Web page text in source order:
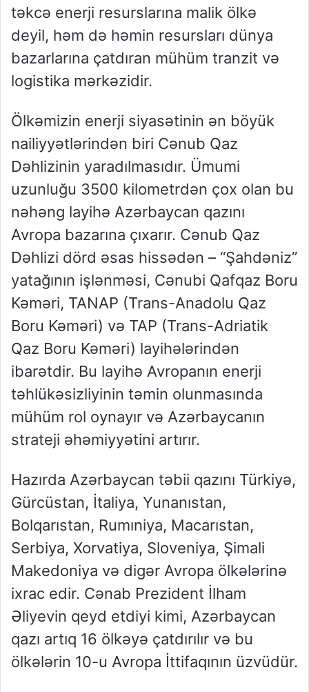
təkcə enerji resurslarına malik ölkə
deyil, həm də həmin resursları dünya
bazarlarına çatdıran mühüm tranzit və
logistika mərkəzidir.
Ölkəmizin enerji siyasətinin ən böyük
nailiyyətlərindən biri Cənub Qaz
Dəhlizinin yaradılmasıdır. Ümumi
uzunluğu 3500 kilometrdən çox olan bu
nəhəng layihə Azərbaycan qazını
Avropa bazarına çıxarır. Cənub Qaz
Dəhlizi dörd əsas hissədən – “Şahdəniz”
yatağının işlənməsi, Cənubi Qafqaz Boru
Kəməri, TANAP (Trans-Anadolu Qaz
Boru Kəməri) və TAP (Trans-Adriatik
Qaz Boru Kəməri) layihələrindən
ibarətdir. Bu layihə Avropanın enerji
təhlükəsizliyinin təmin olunmasında
mühüm rol oynayır və Azərbaycanın
strateji əhəmiyyətini artırır.
Hazırda Azərbaycan təbii qazını Türkiyə,
Gürcüstan, İtaliya, Yunanıstan,
Bolqarıstan, Rumıniya, Macarıstan,
Serbiya, Xorvatiya, Sloveniya, Şimali
Makedoniya və digər Avropa ölkələrinə
ixrac edir. Cənab Prezident İlham
Əliyevin qeyd etdiyi kimi, Azərbaycan
qazı artıq 16 ölkəyə çatdırılır və bu
ölkələrin 10-u Avropa İttifaqının üzvüdür.